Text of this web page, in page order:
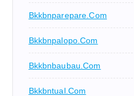
Bkkbnparepare.com
Bkkbnpalopo.com
Bkkbnbaubau.com
Bkkbntual.com